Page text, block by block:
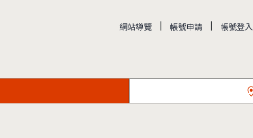
網站導覽 | 帳號申請 | 帳號登入